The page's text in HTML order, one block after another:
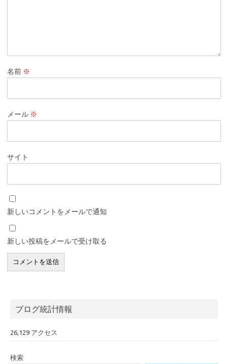
名前 ※
メール ※
サイト
新しいコメントをメールで通知
新しい投稿をメールで受け取る
ブログ統計情報
26,129 アクセス
検索